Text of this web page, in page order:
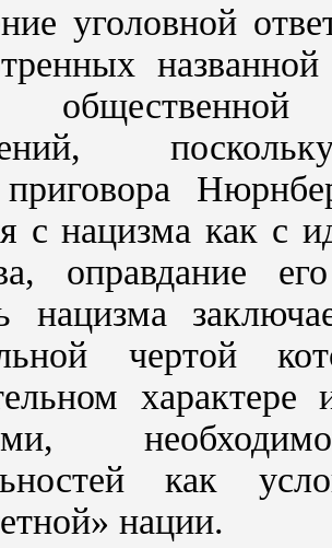
уголовной
с нацизма как с
оправдание
нацизма
чертой
как
нации.